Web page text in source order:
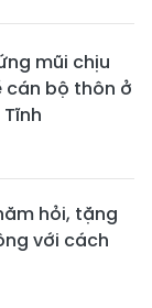
mũi chịu
cán bộ thôn ở
hỏi, tặng
với cách